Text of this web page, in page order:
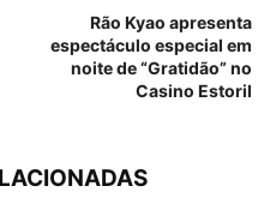
Rão Kyao apresenta
espectáculo especial em
noite de “Gratidão” no
Casino Estoril